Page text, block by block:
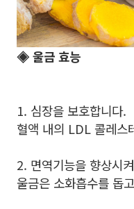
◈ 울금 효능
1. 심장을 보호합니다.
혈액 내의 LDL 콜레스
2. 면역기능을 향상시
울금은 소화흡수를 돕